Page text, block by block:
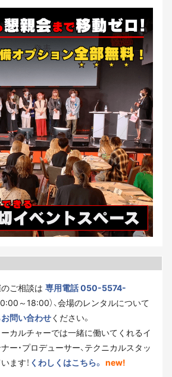
ご相談は 専用電話 050-5574-
～18:00）、会場のレンタルについて
問い合わせください。
カルチャーでは一緒に働いてくれるイ
ー・プロデューサー、テクニカルスタッ
ます！ くわしくはこちら。 new!